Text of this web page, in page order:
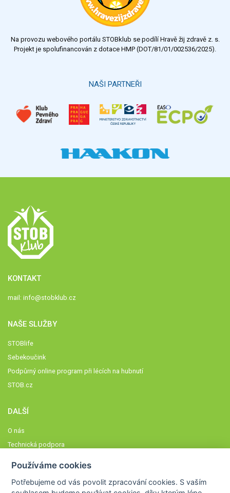
Výsledky Všechny ankety
Na provozu webového portálu STOBklub se podílí Hravě žij zdravě z. s.
Projekt je spolufinancován z dotace HMP (DOT/81/01/002536/2025).
NAŠI PARTNEŘI
KONTAKT
mail: info@stobklub.cz
NAŠE SLUŽBY
STOBlife
Sebekoučink
Podpůrný online program při lécích na hubnutí
STOB.cz
DALŠÍ
O nás
Technická podpora
Členové STOBklubu
Používáme cookies
Potřebujeme od vás povolit zpracování cookies. S vaším